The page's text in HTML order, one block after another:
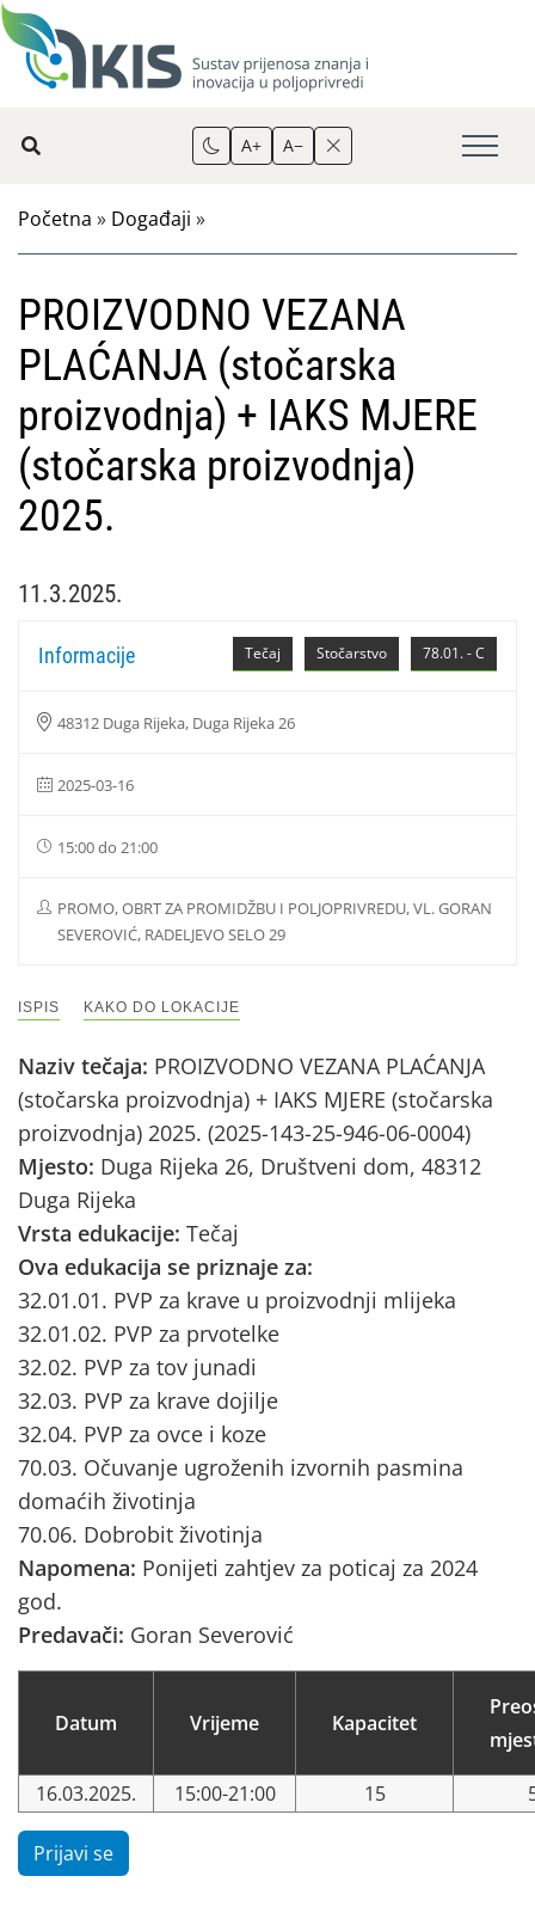
A+ A−
Početna » Događaji »
PROIZVODNO VEZANA
PLAĆANJA (stočarska
proizvodnja) + IAKS MJERE
(stočarska proizvodnja)
2025.
11.3.2025.
78.01. - C
Stočarstvo
Tečaj
Informacije
48312 Duga Rijeka, Duga Rijeka 26
2025-03-16
15:00 do 21:00
PROMO, OBRT ZA PROMIDŽBU I POLJOPRIVREDU, VL. GORAN
SEVEROVIĆ, RADELJEVO SELO 29
ISPIS KAKO DO LOKACIJE
Naziv tečaja: PROIZVODNO VEZANA PLAĆANJA
(stočarska proizvodnja) + IAKS MJERE (stočarska
proizvodnja) 2025. (2025-143-25-946-06-0004)
Mjesto: Duga Rijeka 26, Društveni dom, 48312
Duga Rijeka
Vrsta edukacije: Tečaj
Ova edukacija se priznaje za:
32.01.01. PVP za krave u proizvodnji mlijeka
32.01.02. PVP za prvotelke
32.02. PVP za tov junadi
32.03. PVP za krave dojilje
32.04. PVP za ovce i koze
70.03. Očuvanje ugroženih izvornih pasmina
domaćih životinja
70.06. Dobrobit životinja
Napomena: Ponijeti zahtjev za poticaj za 2024
god.
Predavači: Goran Severović
Datum Vrijeme Kapacitet
16.03.2025. 15:00-21:00 15
Prijavi se